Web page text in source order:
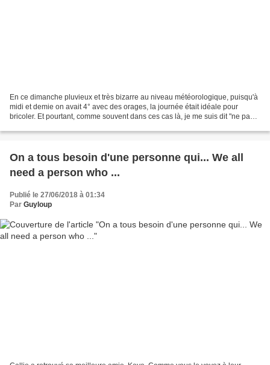
En ce dimanche pluvieux et très bizarre au niveau météorologique, puisqu'à
midi et demie on avait 4° avec des orages, la journée était idéale pour
bricoler. Et pourtant, comme souvent dans ces cas là, je me suis dit "ne pas
On a tous besoin d'une personne qui... We all
need a person who ...
Publié le 27/06/2018 à 01:34
Par Guyloup